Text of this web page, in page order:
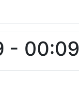
- 00:09